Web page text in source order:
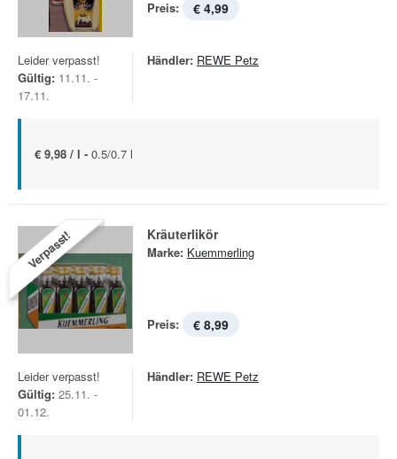
Preis: € 4,99
Leider verpasst!
Gültig: 11.11. -
17.11.
Händler: REWE Petz
€ 9,98 / l - 0.5/0.7 l
Verpasst! Kräuterlikör
Marke: Kuemmerling
Preis: € 8,99
Leider verpasst!
Gültig: 25.11. -
01.12.
Händler: REWE Petz